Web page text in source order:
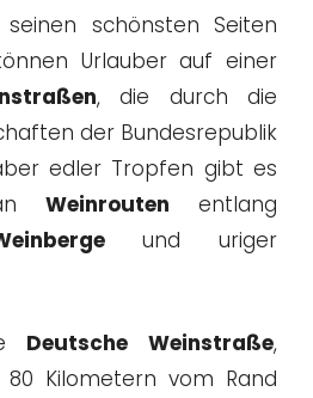
schönsten Seiten
Urlauber auf einer
, die durch die
der Bundesrepublik
edler Tropfen gibt es
Weinrouten entlang
und uriger
Deutsche Weinstraße,
Kilometern vom Rand